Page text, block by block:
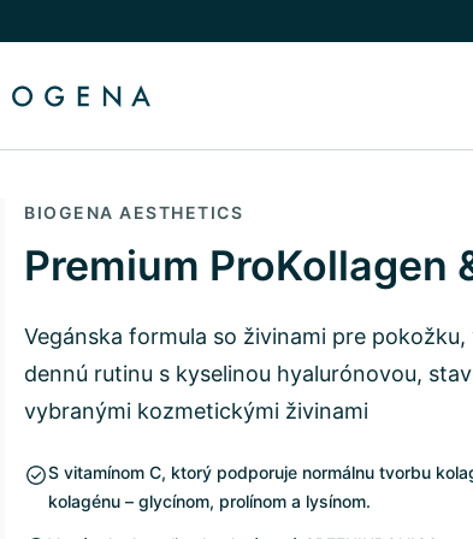
BIOGENA AESTHETICS
Premium ProKollagen
Vegánska formula so živinami pre
dennú rutinu s kyselinou hyalurónovou,
vybranými kozmetickými živinami
S vitamínom C, ktorý podporuje normálnu tvorbu
kolagénu – glycínom, prolínom a lysínom.